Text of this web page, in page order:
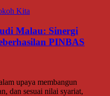
Kita
Malau: Sinergi
PINBAS
upaya membangun
dan sesuai nilai syariat,